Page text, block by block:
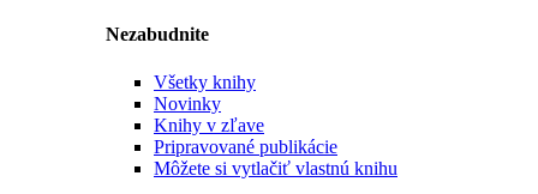
Nezabudnite
Všetky knihy
Novinky
Knihy v zľave
Pripravované publikácie
Môžete si vytlačiť vlastnú knihu